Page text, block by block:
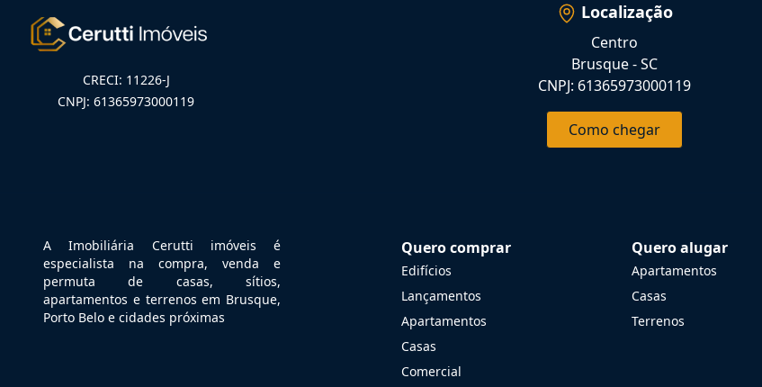
CRECI: 11226-J
CNPJ: 61365973000119
Localização
Centro
Brusque - SC
CNPJ: 61365973000119
Como chegar
A Imobiliária Cerutti imóveis é
especialista na compra, venda e
permuta de casas, sítios,
apartamentos e terrenos em Brusque,
Porto Belo e cidades próximas
Quero comprar
Edifícios
Lançamentos
Apartamentos
Casas
Comercial
Quero alugar
Apartamentos
Casas
Terrenos